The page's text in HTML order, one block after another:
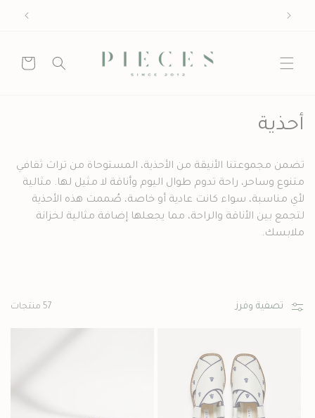
المحتوى
التسوق
م
م
و
ع
أحذية
تضمن مجموعتنا الأنيقة من الأحذية، المستوحاة من تراث ثقافي
متنوع وساحر، راحة تدوم طوال اليوم وأناقة لا مثيل لها. مثالية
لأي مناسبة، سواء كانت عادية أو خاصة، صُممت هذه الأحذية
لتجمع بين الأناقة والراحة، مما يجعلها إضافة مثالية لخزانة
ملابسك.
تصفية وفرز 57 منتجات